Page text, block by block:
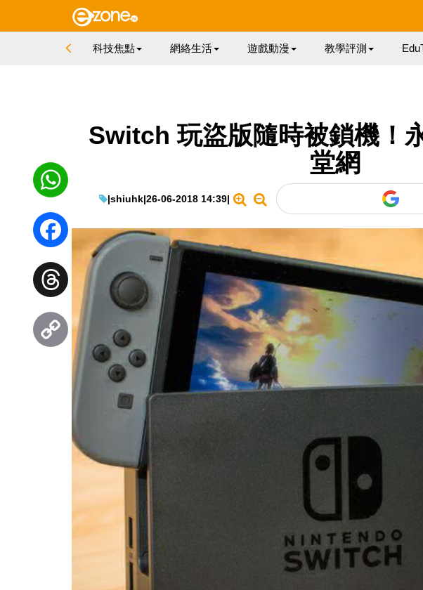
科技焦點 網絡生活 遊戲動漫 教學評測
Switch 玩盜版隨時被鎖機！
堂網
|shiuhk|26-06-2018 14:39|
WhatsApp
Facebook
Threads